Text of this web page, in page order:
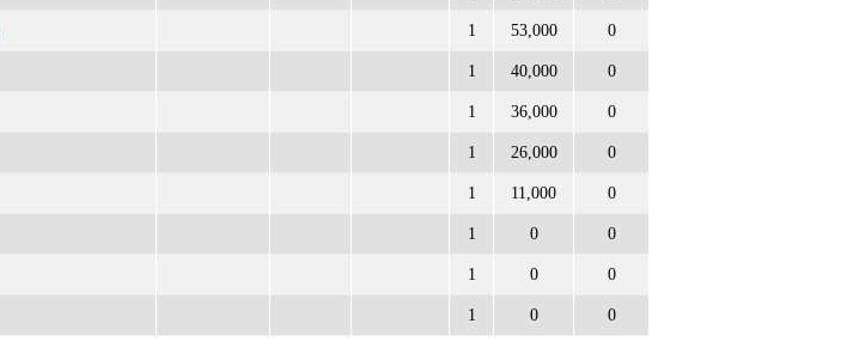
1 53,000 0
1 40,000 0
1 36,000 0
1 26,000 0
1 11,000 0
1 0 0
1 0 0
1 0 0